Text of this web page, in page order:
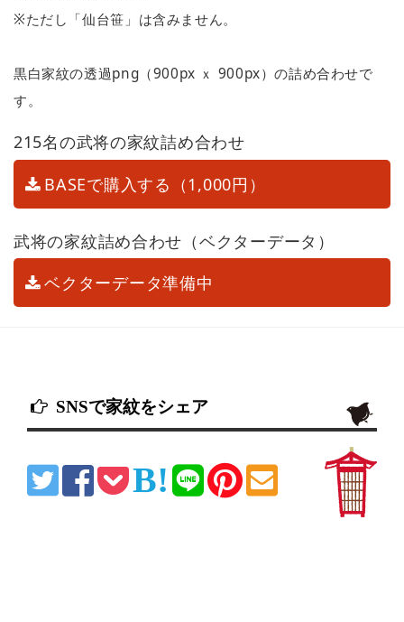
※ただし「仙台笹」は含みません。
黒白家紋の透過png（900px ｘ 900px）の詰め合わせで
す。
215名の武将の家紋詰め合わせ
BASEで購入する（1,000円）
武将の家紋詰め合わせ（ベクターデータ）
ベクターデータ準備中
SNSで家紋をシェア